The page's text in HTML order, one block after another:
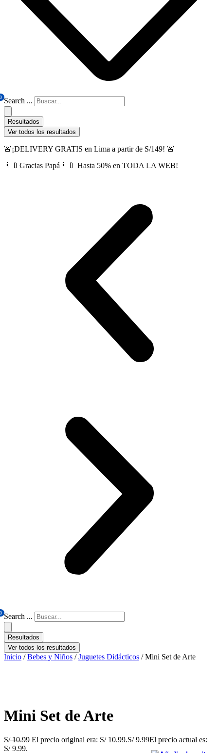
0 Search ...
Resultados
Ver todos los resultados
🚨¡DELIVERY GRATIS en Lima a partir de S/149! 🚨
👨‍🍼Gracias Papá👨‍🍼 Hasta 50% en TODA LA WEB!
0 Search ...
Resultados
Ver todos los resultados
Inicio /Bebes y Niños /Juguetes Didácticos / Mini Set de Arte
Mini Set de Arte
S/10.99 El precio original era: S/ 10.99.S/9.99El precio actual es:
S/ 9.99.